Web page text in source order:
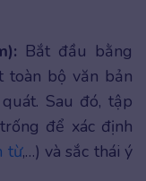
Bắt đầu bằng
toàn bộ văn bản
Sau đó, tập
để xác định
từ,…) và sắc thái ý